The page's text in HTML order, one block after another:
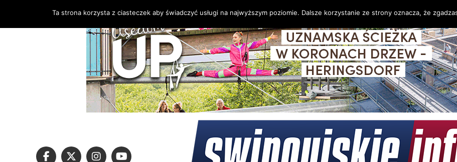
Ta strona korzysta z ciasteczek aby świadczyć usługi na najwyższym poziomie. Dalsze korzystanie ze strony oznacza, że